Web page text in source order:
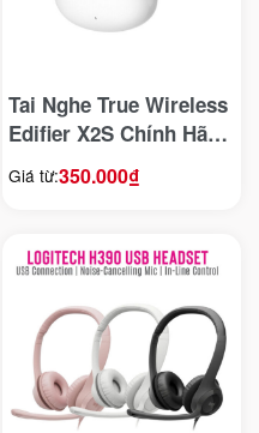
Tai Nghe True Wireless
Edifier X2S Chính Hãng
2 Màu Đen Trắng
Giá từ:350.000₫